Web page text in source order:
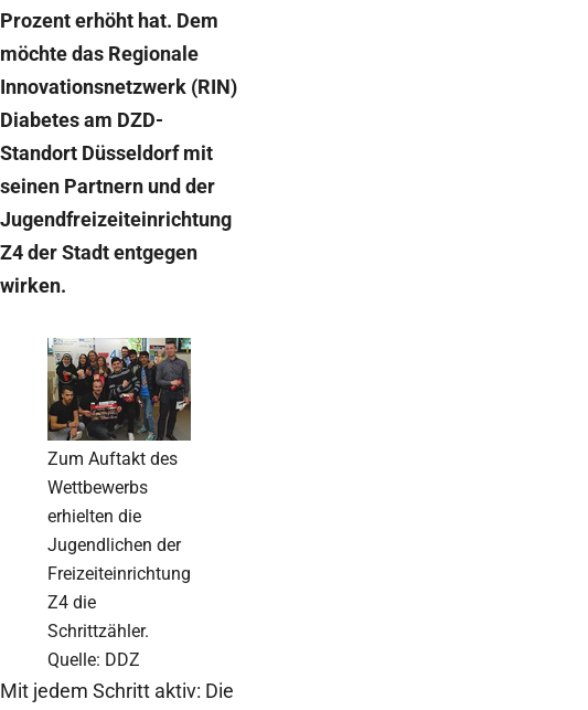
Prozent erhöht hat. Dem
möchte das Regionale
Innovationsnetzwerk (RIN)
Diabetes am DZD-
Standort Düsseldorf mit
seinen Partnern und der
Jugendfreizeiteinrichtung
Z4 der Stadt entgegen
wirken.
Zum Auftakt des
Wettbewerbs
erhielten die
Jugendlichen der
Freizeiteinrichtung
Z4 die
Schrittzähler.
Quelle: DDZ
Mit jedem Schritt aktiv: Die